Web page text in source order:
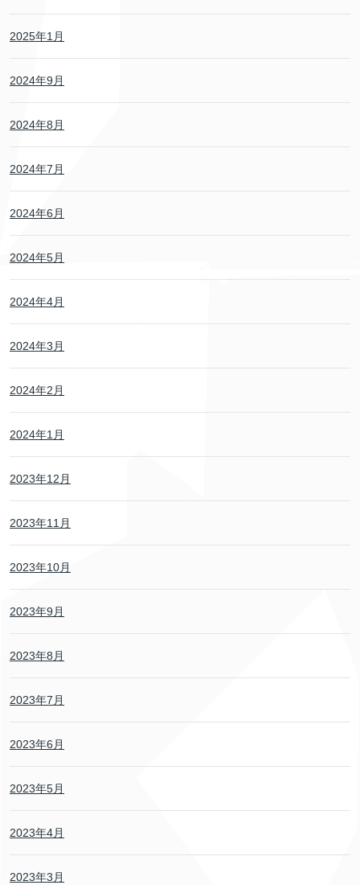
2025年1月
2024年9月
2024年8月
2024年7月
2024年6月
2024年5月
2024年4月
2024年3月
2024年2月
2024年1月
2023年12月
2023年11月
2023年10月
2023年9月
2023年8月
2023年7月
2023年6月
2023年5月
2023年4月
2023年3月